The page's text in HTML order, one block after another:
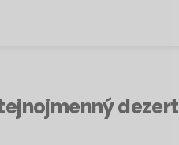
dezert